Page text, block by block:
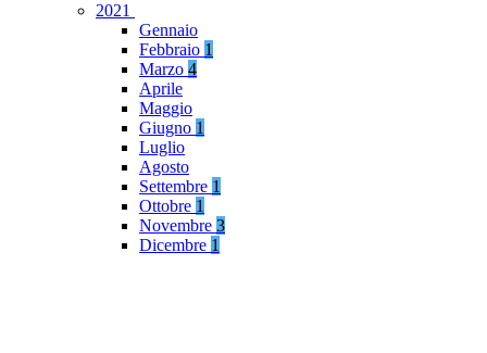
2021
Gennaio
Febbraio 1
Marzo 4
Aprile
Maggio
Giugno 1
Luglio
Agosto
Settembre 1
Ottobre 1
Novembre 3
Dicembre 1